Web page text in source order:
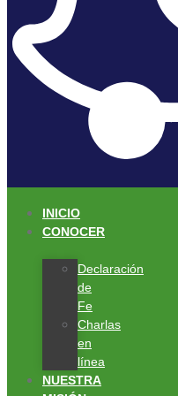
INICIO
CONOCER
Declaración
de
Fe
Charlas
en
línea
NUESTRA